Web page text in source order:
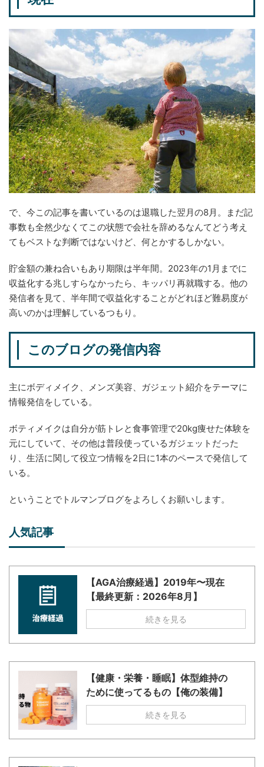
で、今この記事を書いているのは退職した翌月の8月。まだ記
事数も全然少なくてこの状態で会社を辞めるなんてどう考え
てもベストな判断ではないけど、何とかするしかない。
貯金額の兼ね合いもあり期限は半年間。2023年の1月までに
収益化する兆しすらなかったら、キッパリ再就職する。他の
発信者を見て、半年間で収益化することがどれほど難易度が
高いのかは理解しているつもり。
このブログの発信内容
主にボディメイク、メンズ美容、ガジェット紹介をテーマに
情報発信をしている。
ボティメイクは自分が筋トレと食事管理で20kg痩せた体験を
元にしていて、その他は普段使っているガジェットだった
り、生活に関して役立つ情報を2日に1本のペースで発信して
いる。
ということでトルマンブログをよろしくお願いします。
人気記事
【AGA治療経過】2019年〜現在
【最終更新：2026年8月】
続きを見る
【健康・栄養・睡眠】体型維持の
ために使ってるもの【俺の装備】
続きを見る